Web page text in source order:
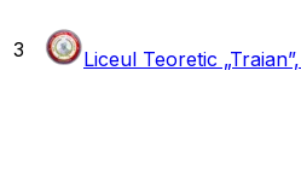
3 Liceul Teoretic